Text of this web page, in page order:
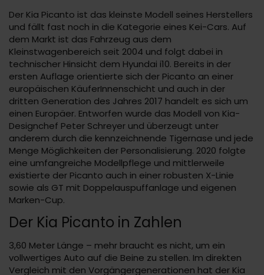
Der Kia Picanto ist das kleinste Modell seines Herstellers
und fällt fast noch in die Kategorie eines Kei-Cars. Auf
dem Markt ist das Fahrzeug aus dem
Kleinstwagenbereich seit 2004 und folgt dabei in
technischer Hinsicht dem Hyundai i10. Bereits in der
ersten Auflage orientierte sich der Picanto an einer
europäischen KäuferInnenschicht und auch in der
dritten Generation des Jahres 2017 handelt es sich um
einen Europäer. Entworfen wurde das Modell von Kia-
Designchef Peter Schreyer und überzeugt unter
anderem durch die kennzeichnende Tigernase und jede
Menge Möglichkeiten der Personalisierung. 2020 folgte
eine umfangreiche Modellpflege und mittlerweile
existierte der Picanto auch in einer robusten X-Linie
sowie als GT mit Doppelauspuffanlage und eigenen
Marken-Cup.
Der Kia Picanto in Zahlen
3,60 Meter Länge – mehr braucht es nicht, um ein
vollwertiges Auto auf die Beine zu stellen. Im direkten
Vergleich mit den Vorgängergenerationen hat der Kia